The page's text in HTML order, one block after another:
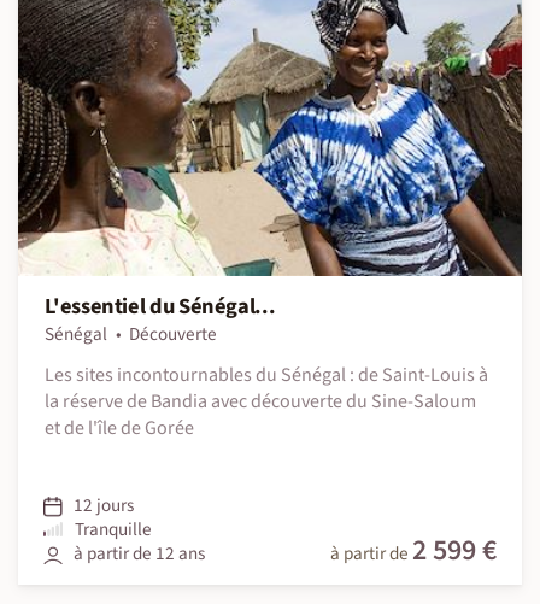
L'essentiel du Sénégal...
Sénégal
Découverte
Les sites incontournables du Sénégal : de Saint-Louis à
la réserve de Bandia avec découverte du Sine-Saloum
et de l'île de Gorée
12 jours
Tranquille
à partir de 12 ans
à partir de 2 599 €